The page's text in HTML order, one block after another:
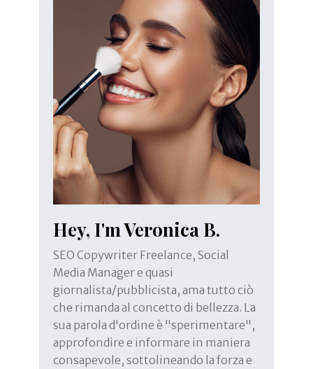
Hey, I'm Veronica B.
SEO Copywriter Freelance, Social
Media Manager e quasi
giornalista/pubblicista, ama tutto ciò
che rimanda al concetto di bellezza. La
sua parola d'ordine è "sperimentare",
approfondire e informare in maniera
consapevole, sottolineando la forza e